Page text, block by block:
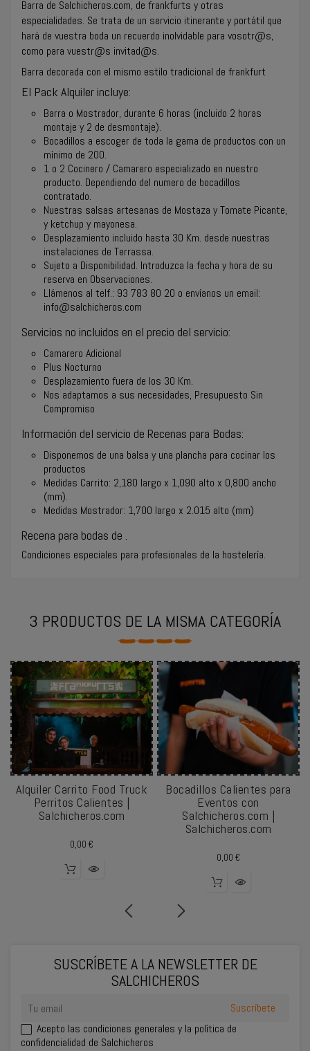
Barra de Salchicheros.com, de frankfurts y otras
especialidades. Se trata de un servicio itinerante y portátil que
hará de vuestra boda un recuerdo inolvidable para vosotr@s,
como para vuestr@s invitad@s.
Barra decorada con el mismo estilo tradicional de frankfurt
El Pack Alquiler incluye:
Barra o Mostrador, durante 6 horas (incluido 2 horas
montaje y 2 de desmontaje).
Bocadillos a escoger de toda la gama de productos con un
mínimo de 200.
1 o 2 Cocinero / Camarero especializado en nuestro
producto. Dependiendo del numero de bocadillos
contratado.
Nuestras salsas artesanas de Mostaza y Tomate Picante,
y ketchup y mayonesa.
Desplazamiento incluido hasta 30 Km. desde nuestras
instalaciones de Terrassa.
Sujeto a Disponibilidad. Introduzca la fecha y hora de su
reserva en Observaciones.
Llámenos al telf.: 93 783 80 20 o envíanos un email:
info@salchicheros.com
Servicios no incluidos en el precio del servicio:
Camarero Adicional
Plus Nocturno
Desplazamiento fuera de los 30 Km.
Nos adaptamos a sus necesidades, Presupuesto Sin
Compromiso
Información del servicio de Recenas para Bodas:
Disponemos de una balsa y una plancha para cocinar los
productos
Medidas Carrito: 2,180 largo x 1,090 alto x 0,800 ancho
(mm).
Medidas Mostrador: 1,700 largo x 2.015 alto (mm)
Recena para bodas de .
Condiciones especiales para profesionales de la hostelería.
3 PRODUCTOS DE LA MISMA CATEGORÍA
Alquiler Carrito Food Truck
Perritos Calientes |
Salchicheros.com
0,00 €
Bocadillos Calientes para
Eventos con
Salchicheros.com |
Salchicheros.com
0,00 €
SUSCRÍBETE A LA NEWSLETTER DE
SALCHICHEROS
Acepto las condiciones generales y la política de
confidencialidad de Salchicheros